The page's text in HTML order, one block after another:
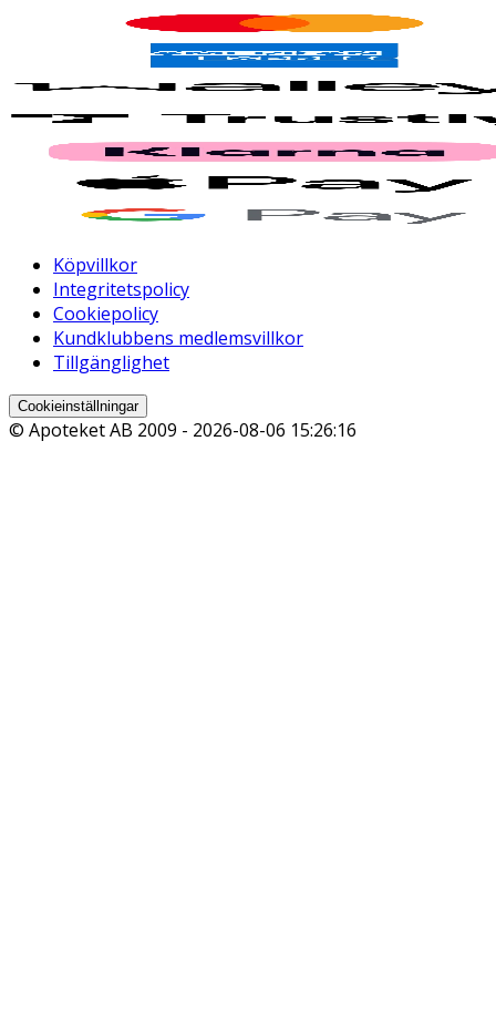
Köpvillkor
Integritetspolicy
Cookiepolicy
Kundklubbens medlemsvillkor
Tillgänglighet
Cookieinställningar
© Apoteket AB 2009 - 2026-08-06 15:26:16